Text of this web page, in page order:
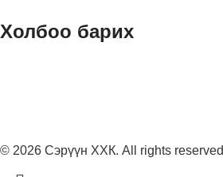
Холбоо барих
© 2026 Сэрүүн ХХК. All rights reserved